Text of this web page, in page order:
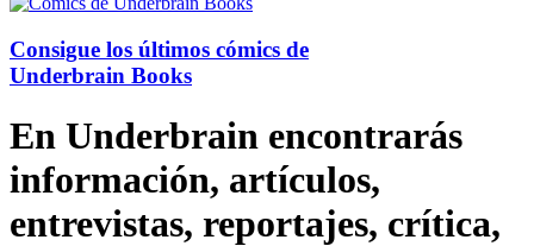
Consigue los últimos cómics de
Underbrain Books
En Underbrain encontrarás
información, artículos,
entrevistas, reportajes, crítica,